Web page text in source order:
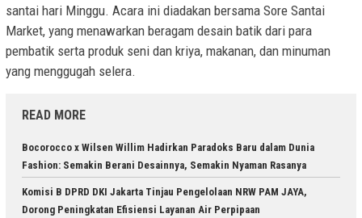
santai hari Minggu. Acara ini diadakan bersama Sore Santai
Market, yang menawarkan beragam desain batik dari para
pembatik serta produk seni dan kriya, makanan, dan minuman
yang menggugah selera.
READ MORE
Bocorocco x Wilsen Willim Hadirkan Paradoks Baru dalam Dunia
Fashion: Semakin Berani Desainnya, Semakin Nyaman Rasanya
Komisi B DPRD DKI Jakarta Tinjau Pengelolaan NRW PAM JAYA,
Dorong Peningkatan Efisiensi Layanan Air Perpipaan